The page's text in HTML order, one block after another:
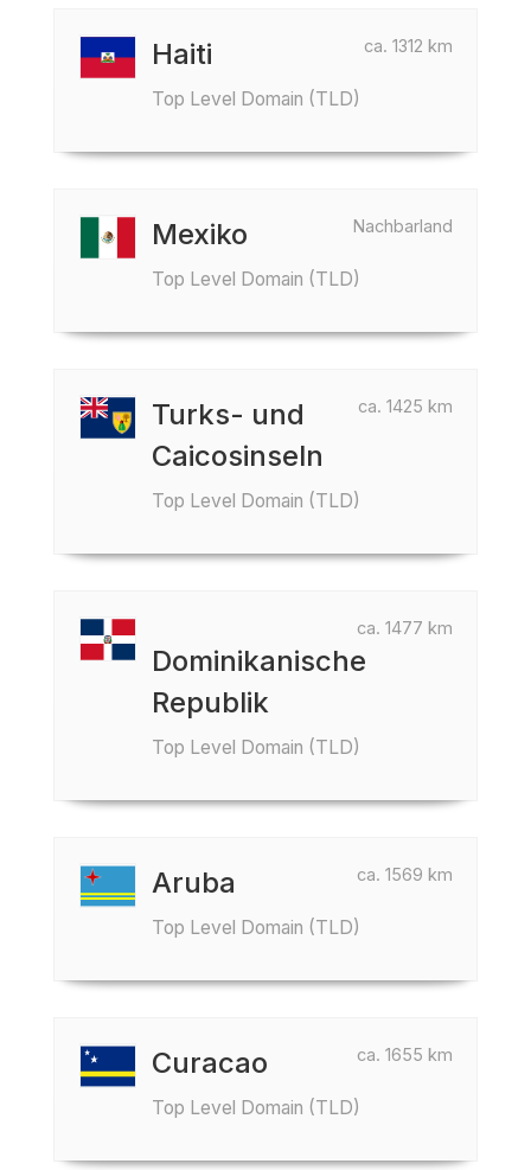
ca. 1312 km
Haiti
Top Level Domain (TLD)
Nachbarland
Mexiko
Top Level Domain (TLD)
ca. 1425 km
Turks- und
Caicosinseln
Top Level Domain (TLD)
ca. 1477 km
Dominikanische
Republik
Top Level Domain (TLD)
ca. 1569 km
Aruba
Top Level Domain (TLD)
ca. 1655 km
Curacao
Top Level Domain (TLD)